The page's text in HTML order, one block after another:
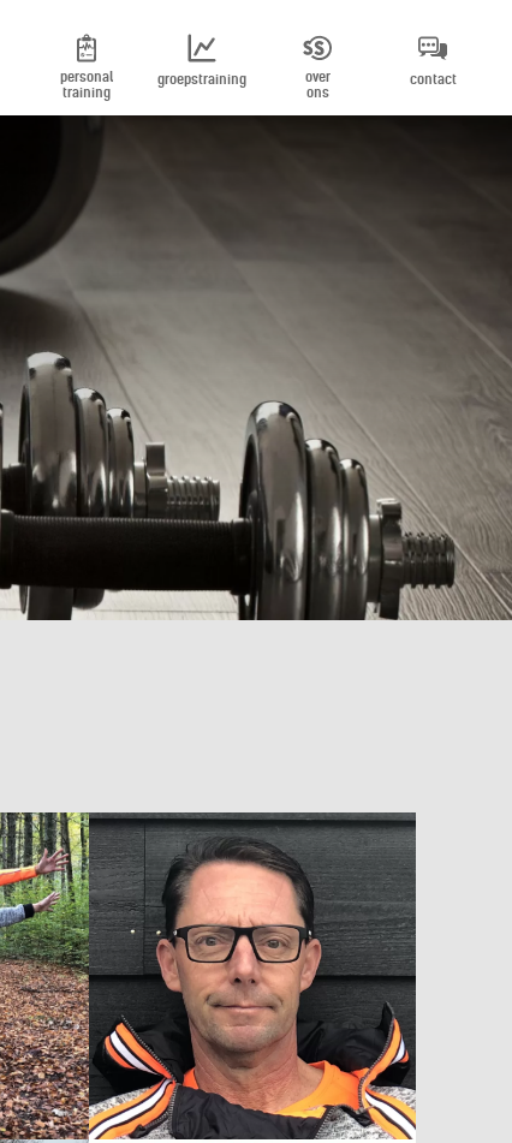
personal
training
groepstraining
over
ons
contact